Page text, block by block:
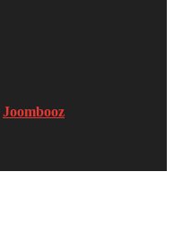
Joombooz